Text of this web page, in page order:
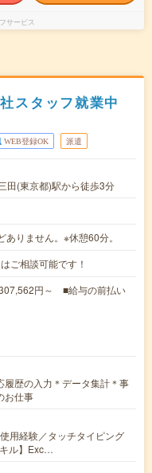
サービス
スタッフ就業中
WEB登録OK 派遣
田(東京都)駅から徒歩3分
りません。※休憩60分。
ご相談可能です！
円～ ■給与の前払い
履歴の入力＊データ集計＊事
お仕事
用経験／タッチタイピング
ル】Exc…